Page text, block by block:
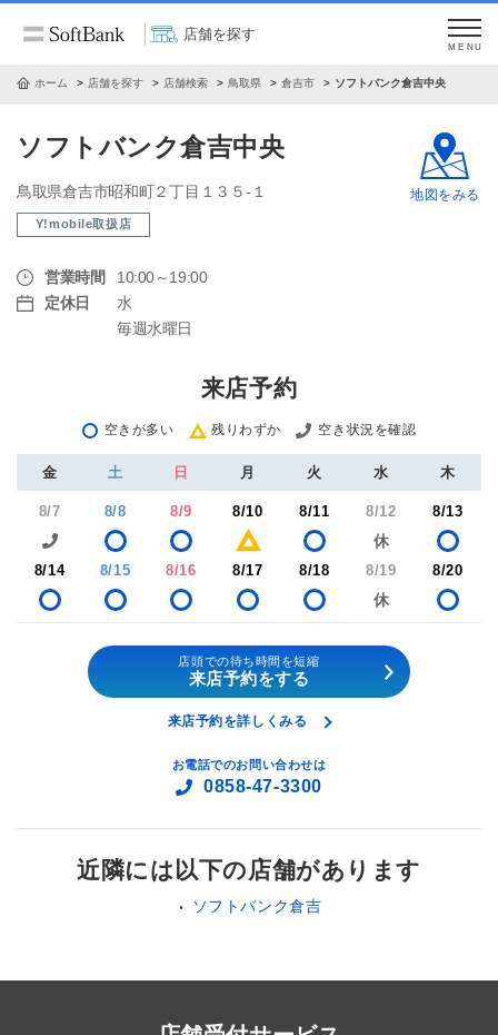
店舗を探す
MENU
ホーム 店舗を探す 店舗検索 鳥取県 倉吉市 ソフトバンク倉吉中央
ソフトバンク倉吉中央
鳥取県倉吉市昭和町２丁目１３５‐１
Y!mobile取扱店
営業時間
10:00～19:00
定休日
水
毎週水曜日
地図をみる
来店予約
空きが多い 残りわずか 空き状況を確認
金 土 日 月 火 水 木
8/7 8/8 8/9 8/10 8/11 8/12 8/13
8/14 8/15 8/16 8/17 8/18 8/19 8/20
店頭での待ち時間を短縮
来店予約をする
来店予約を詳しくみる
お電話でのお問い合わせは
0858-47-3300
近隣には以下の店舗があります
ソフトバンク倉吉